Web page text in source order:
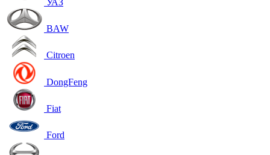
УАЗ
BAW
Citroen
DongFeng
Fiat
Ford